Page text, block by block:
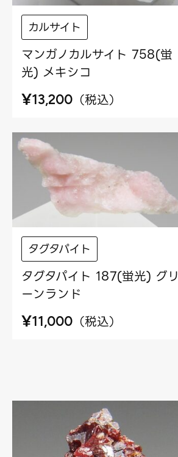
カルサイト
マンガノカルサイト 758(蛍
光) メキシコ
¥13,200 （税込）
タグタパイト
タグタパイト 187(蛍光) グリ
ーンランド
¥11,000 （税込）